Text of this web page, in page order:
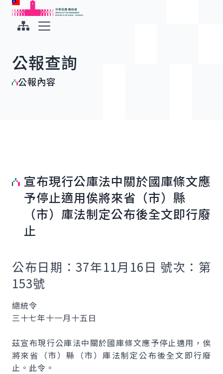
跳到主要內容
中華民國總統府
公報查詢
公報內容
宣布現行公庫法中關於國庫條文應
予停止適用俟將來省（市）縣
（市）庫法制定公布後全文即行廢
止
公布日期：37年11月16日 號次：第
153號
總統令
三十七年十一月十五日
茲宣布現行公庫法中關於國庫條文應予停止適用，俟
將來省（市）縣（市）庫法制定公布後全文即行廢
止。此令。